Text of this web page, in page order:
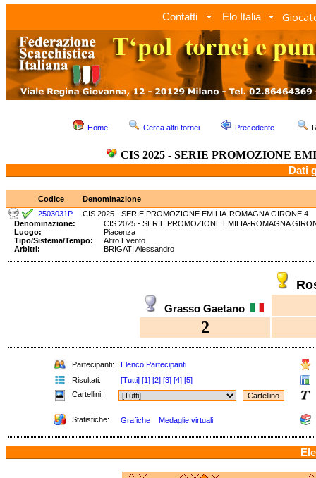
Contatti Elo Italia
Home Cerca altri tornei Precedente
CIS 2025 - SERIE PROMOZIONE
Dati
Codice
Denominazione
2503031P
CIS 2025 - SERIE PROMOZIONE EMILIA-ROMAGNA GIRONE 4
Denominazione:
CIS 2025 - SERIE PROMOZIONE EMILIA-ROMAGNA
Luogo:
Piacenza
Tipo/Sistema/Tempo:
Altro Evento
Arbitri:
BRIGATI Alessandro
Grasso Gaetano
2
Partecipanti: Elenco Partecipanti
Risultati:
[Tutti] [1] [2] [3] [4] [5]
Cartellini:
Statistiche: Grafiche Medaglie virtuali